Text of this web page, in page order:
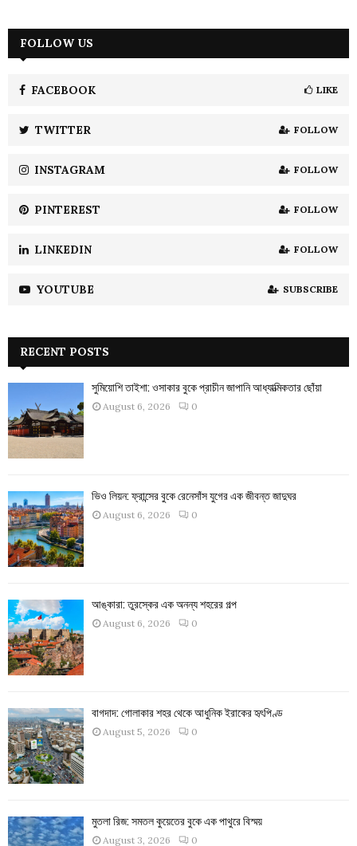
h
H
FOLLOW US
FACEBOOK LIKE
TWITTER FOLLOW
INSTAGRAM FOLLOW
PINTEREST FOLLOW
LINKEDIN FOLLOW
YOUTUBE SUBSCRIBE
RECENT POSTS
সুমিয়োশি তাইশা: ওসাকার বুকে প্রাচীন জাপানি আধ্যাত্মিকতার ছোঁয়া
August 6, 2026 0
ভিও লিয়ন: ফ্রান্সের বুকে রেনেসাঁস যুগের এক জীবন্ত জাদুঘর
August 6, 2026 0
আঙ্কারা: তুরস্কের এক অনন্য শহরের গল্প
August 6, 2026 0
বাগদাদ: গোলাকার শহর থেকে আধুনিক ইরাকের হৃৎপিণ্ড
August 5, 2026 0
মুতলা রিজ: সমতল কুয়েতের বুকে এক পাথুরে বিস্ময়
August 3, 2026 0